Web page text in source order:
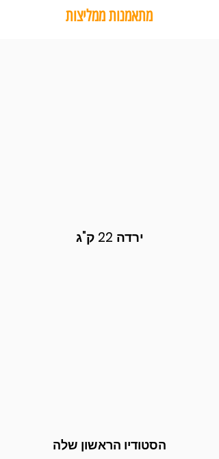
מתאמנות ממליצות
ירדה 22 ק"ג
הסטודיו הראשון שלה